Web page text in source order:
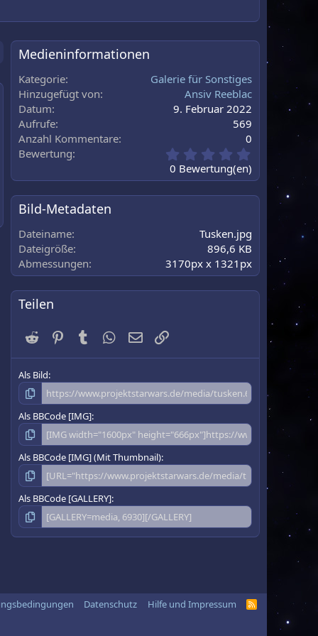
Medieninformationen
Kategorie
Galerie für Sonstiges
Hinzugefügt von
Ansiv Reeblac
Datum
9. Februar 2022
Aufrufe
569
Anzahl Kommentare
0
Bewertung
0
0
(
e
)
0 Bewertung(en)
Bild-Metadaten
Dateiname
Tusken.jpg
Dateigröße
896,6 KB
Abmessungen
3170px x 1321px
Teilen
Reddit PinterestTumblr WhatsApp
E-Mail
Als Bild
Als BBCode [IMG]
Als BBCode [IMG] (Mit Thumbnail)
Als BBCode [GALLERY]
Datenschutz Hilfe und Impressum
R